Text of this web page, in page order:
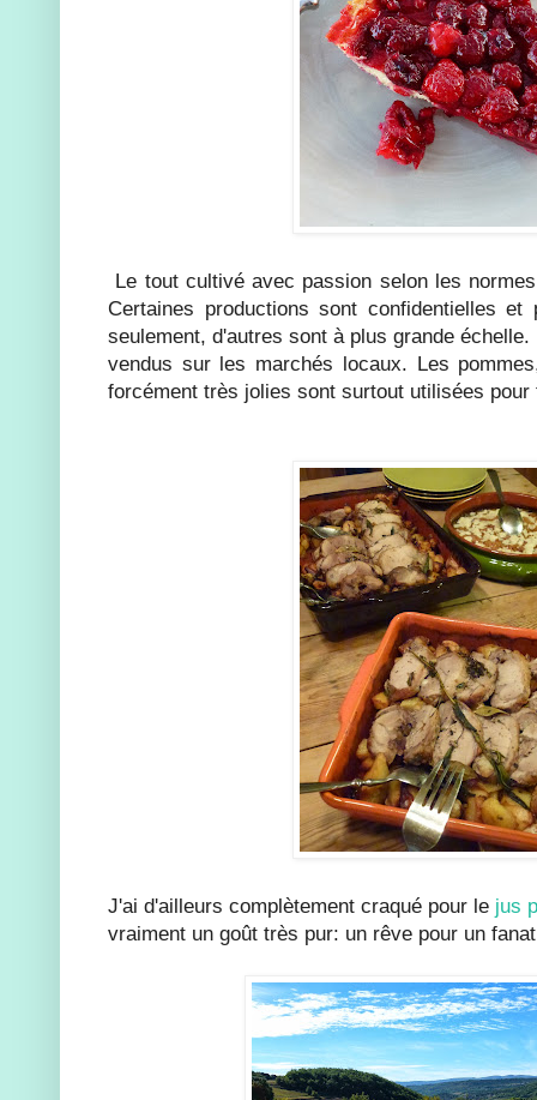
Le tout cultivé avec passion selon les
Certaines productions sont confidentielles et
seulement, d'autres sont à plus grande
vendus sur les marchés locaux. Les
forcément très jolies sont surtout utilisées pour
J'ai d'ailleurs complètement craqué pour le jus
vraiment un goût très pur: un rêve pour un